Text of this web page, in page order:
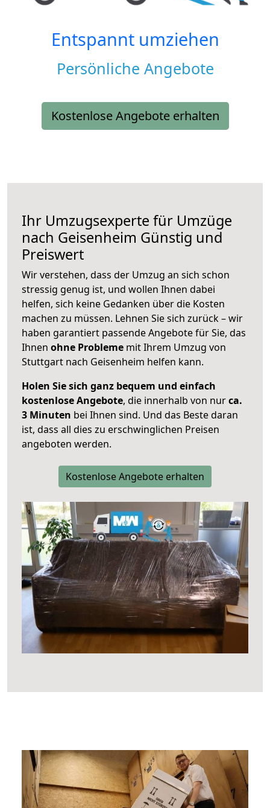
Entspannt umziehen
Persönliche Angebote
Kostenlose Angebote erhalten
Ihr Umzugsexperte für Umzüge
nach Geisenheim Günstig und
Preiswert
Wir verstehen, dass der Umzug an sich schon
stressig genug ist, und wollen Ihnen dabei
helfen, sich keine Gedanken über die Kosten
machen zu müssen. Lehnen Sie sich zurück – wir
haben garantiert passende Angebote für Sie, das
Ihnen ohne Probleme mit Ihrem Umzug von
Stuttgart nach Geisenheim helfen kann.
Holen Sie sich ganz bequem und einfach
kostenlose Angebote, die innerhalb von nurca.
3 Minuten bei Ihnen sind. Und das Beste daran
ist, dass all dies zu erschwinglichen Preisen
angeboten werden.
Kostenlose Angebote erhalten